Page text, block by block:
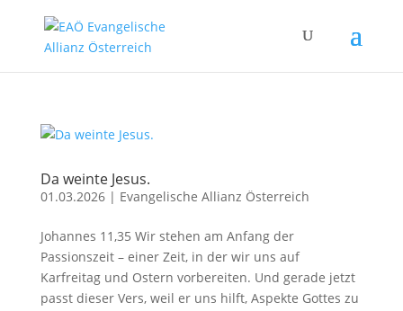
Da weinte Jesus.
01.03.2026| Evangelische Allianz Österreich
Johannes 11,35 Wir stehen am Anfang der
Passionszeit – einer Zeit, in der wir uns auf
Karfreitag und Ostern vorbereiten. Und gerade jetzt
passt dieser Vers, weil er uns hilft, Aspekte Gottes zu